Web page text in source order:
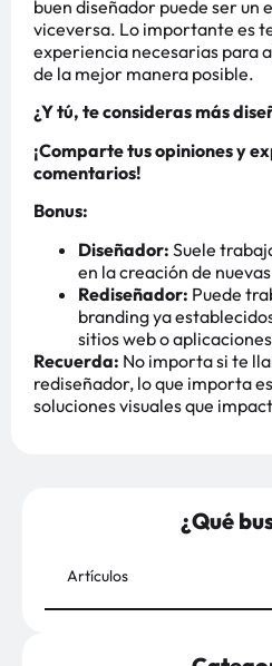
buen diseñador puede ser un
viceversa. Lo importante es
experiencia necesarias para
de la mejor manera posible.
¿Y tú, te consideras más
¡Comparte tus opiniones y
comentarios!
Bonus:
Diseñador: Suele
en la creación de
Rediseñador: Puede
branding ya
sitios web o
Recuerda: No importa si te
rediseñador, lo que importa
soluciones visuales que
¿Qué